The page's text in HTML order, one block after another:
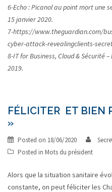
6-Echo : Picanol au point mort une
15 janvier 2020.
7-https://www.theguardian.com/
cyber-attack-revealingclients-
8-IT for Business, Cloud & Sécurité
2019.
FÉLICITER ET BIEN
»
Posted on 18/06/2020
Posted in Mots du président
Alors que la situation sanitaire
constante, on peut féliciter les